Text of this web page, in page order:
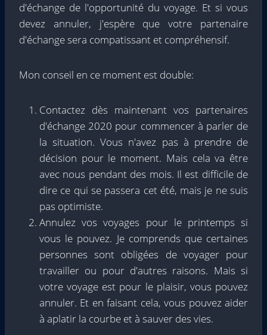
d'échange de l'opportunité du voyage. Et si vous
devez annuler, j'espère que votre partenaire
d'échange sera compatissant et compréhensif.
Mon conseil en ce moment est double:
Contactez dès maintenant vos partenaires
d'échange 2020 pour commencer à parler de
la situation. Vous n'avez pas à prendre de
décision pour le moment. Mais cela va être
avec nous pendant des mois. Il est difficile de
dire ce qui se passera cet été, mais je ne suis
pas optimiste.
Annulez vos voyages pour le printemps si
vous le pouvez. Je comprends que certaines
personnes sont obligées de voyager pour
travailler ou pour d'autres raisons. Mais si
votre voyage est pour le plaisir, vous pouvez
annuler. Et en faisant cela, vous pouvez aider
à aplatir la courbe et à sauver des vies.